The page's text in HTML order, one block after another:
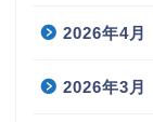
2026年4月
2026年3月